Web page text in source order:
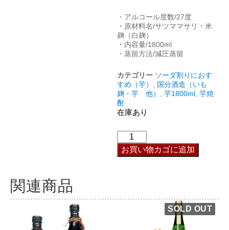
・アルコール度数/27度
・原材料名/サツママサリ・米
麹（白麹）
・内容量/1800ml
・蒸留方法/減圧蒸留
カテゴリー ソーダ割りにおす
すめ（芋） , 国分酒造（いも
麹・芋 他） , 芋1800ml, 芋焼
酎
在庫あり
お買い物カゴに追加
関連商品